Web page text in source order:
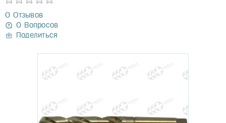
0 Отзывов
0 Вопросов
Поделиться